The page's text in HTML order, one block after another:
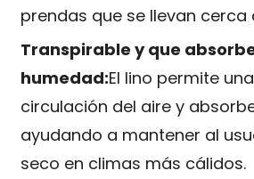
prendas que se llevan cerca
Transpirable y que
humedad:El lino permite
circulación del aire y
ayudando a mantener al
seco en climas más cálidos.